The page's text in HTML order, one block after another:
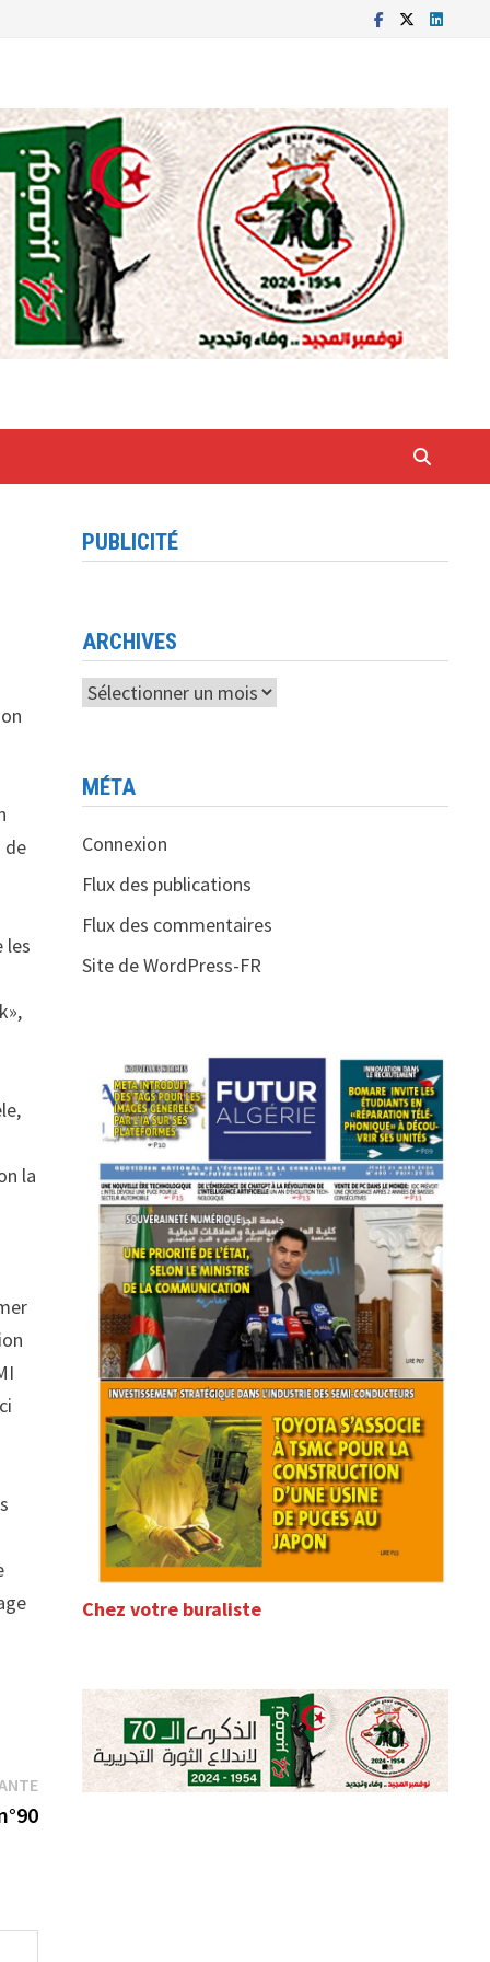
de
les
la
Publication
suivante :
PUBLICITÉ
ARCHIVES
Archives
MÉTA
Connexion
Flux des publications
Flux des commentaires
Site de WordPress-FR
Chez votre buraliste